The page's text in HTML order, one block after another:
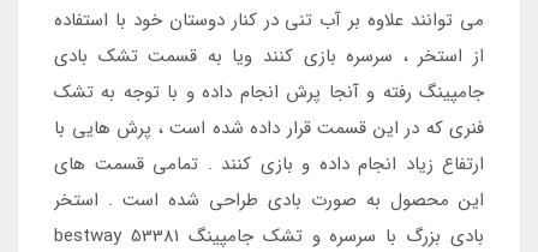
می توانند علاوه بر آب تنی در کنار دوستان خود با استفاده
از استخر ، سرسره بازی کنند ویا به قسمت تشک بادی
جامپینگ رفته و آنجا پرش انجام داده و با توجه به تشک
فنری که در این قسمت قرار داده شده است ، پرش هایی با
ارتفاع زیاد انجام داده و بازی کنند . تمامی قسمت های
این محصول به صورت بادی طراحی شده است . استخر
بادی بزرگ با سرسره و تشک جامپینگ bestway 53381